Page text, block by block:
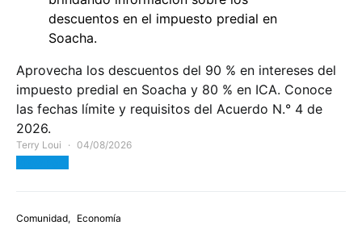
Aprovecha los descuentos del 90 % en intereses del
impuesto predial en Soacha y 80 % en ICA. Conoce
las fechas límite y requisitos del Acuerdo N.° 4 de
2026.
Terry Loui 04/08/2026
Comunidad Economía